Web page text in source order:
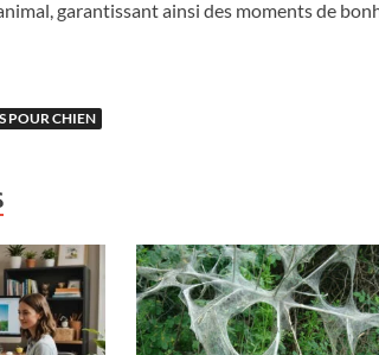
garantissant ainsi des moments de
POUR CHIEN